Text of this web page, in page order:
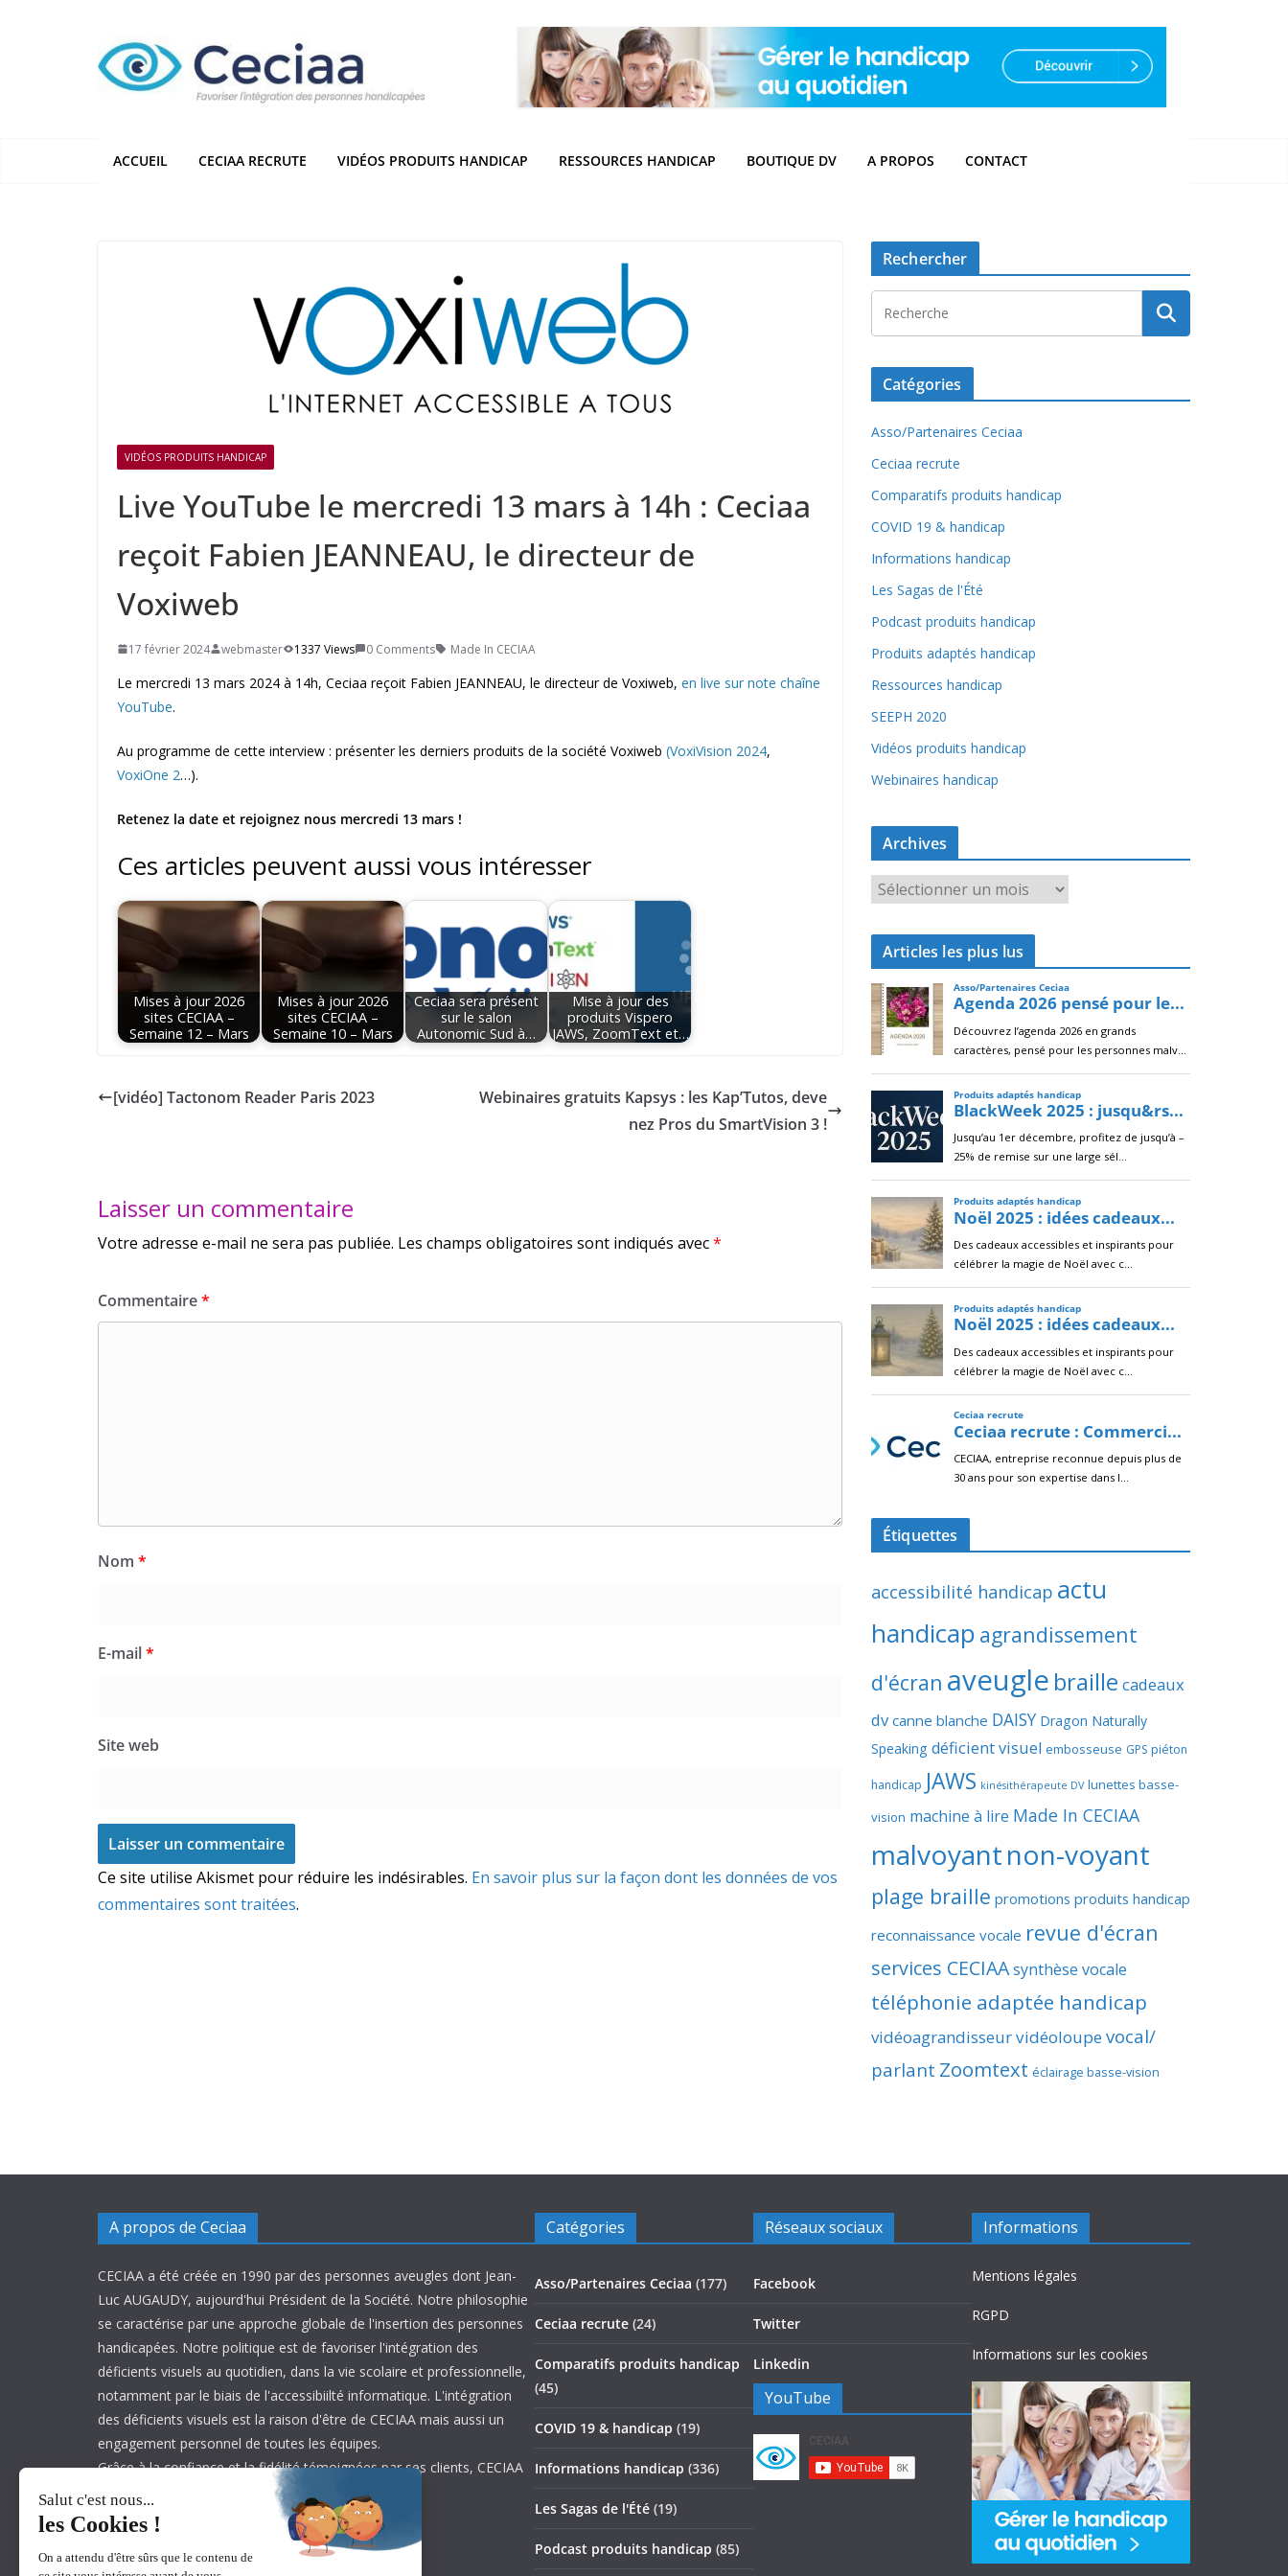
ACCUEIL CECIAA RECRUTE VIDÉOS PRODUITS HANDICAP RESSOURCES HANDICAP BOUTIQUE DV A PROPOS CONTACT
VIDÉOS PRODUITS HANDICAP
Live YouTube le mercredi 13 mars à 14h : Ceciaa
reçoit Fabien JEANNEAU, le directeur de
Voxiweb
17 février 2024 webmaster 1337 Views 0 Comments Made In CECIAA
Le mercredi 13 mars 2024 à 14h, Ceciaa reçoit Fabien JEANNEAU, le directeur de Voxiweb, en live sur note chaîne
YouTube.
Au programme de cette interview : présenter les derniers produits de la société Voxiweb (VoxiVision 2024,
VoxiOne 2…).
Retenez la date et rejoignez nous mercredi 13 mars !
Ces articles peuvent aussi vous intéresser
Mises à jour 2026
sites CECIAA –
Semaine 12 – Mars
Mises à jour 2026
sites CECIAA –
Semaine 10 – Mars
Ceciaa sera présent
sur le salon
Autonomic Sud à…
Mise à jour des
produits Vispero
JAWS, ZoomText et…
[vidéo] Tactonom Reader Paris 2023
Webinaires gratuits Kapsys : les Kap’Tutos, deve
nez Pros du SmartVision 3 !
Laisser un commentaire
Votre adresse e-mail ne sera pas publiée. Les champs obligatoires sont indiqués avec*
Commentaire*
Nom *
E-mail*
Site web
Ce site utilise Akismet pour réduire les indésirables. En savoir plus sur la façon dont les données de vos
commentaires sont traitées.
Rechercher
Catégories
Asso/Partenaires Ceciaa
Ceciaa recrute
Comparatifs produits handicap
COVID 19 & handicap
Informations handicap
Les Sagas de l'Été
Podcast produits handicap
Produits adaptés handicap
Ressources handicap
SEEPH 2020
Vidéos produits handicap
Webinaires handicap
Archives
r
c
i
v
e
s
Articles les plus lus
Étiquettes
accessibilité handicap actu
handicap agrandissement
d'écran aveugle braille cadeaux
dv canne blanche DAISY Dragon Naturally
Speaking déficient visuel embosseuse GPS piéton
handicap JAWS kinésithérapeute DV lunettes basse-
vision machine à lire Made In CECIAA
malvoyantnon-voyant
plage braille promotions produits handicap
reconnaissance vocale revue d'écran
services CECIAAsynthèse vocale
téléphonie adaptée handicap
vidéoagrandisseurvidéoloupevocal/
parlant Zoomtext éclairage basse-vision
A propos de Ceciaa
CECIAA a été créée en 1990 par des personnes aveugles dont Jean-
Luc AUGAUDY, aujourd'hui Président de la Société. Notre philosophie
se caractérise par une approche globale de l'insertion des personnes
handicapées. Notre politique est de favoriser l'intégration des
déficients visuels au quotidien, dans la vie scolaire et professionnelle,
notamment par le biais de l'accessibiilté informatique. L'intégration
des déficients visuels est la raison d'être de CECIAA mais aussi un
engagement personnel de toutes les équipes.
Grâce à la confiance et la fidélité témoignées par ses clients, CECIAA
est aujourd’hui leader sur son marché.
Catégories
Asso/Partenaires Ceciaa (177)
Ceciaa recrute (24)
Comparatifs produits handicap
(45)
COVID 19 & handicap (19)
Informations handicap (336)
Les Sagas de l'Été (19)
Podcast produits handicap (85)
Réseaux sociaux
Facebook
Twitter
Linkedin
YouTube
Informations
Mentions légales
RGPD
Informations sur les cookies